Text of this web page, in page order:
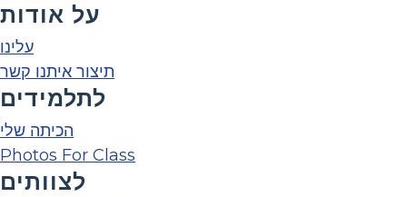
על אודות
עלינו
תיצור איתנו קשר
לתלמידים
הכיתה שלי
Photos For Class
לצוותים